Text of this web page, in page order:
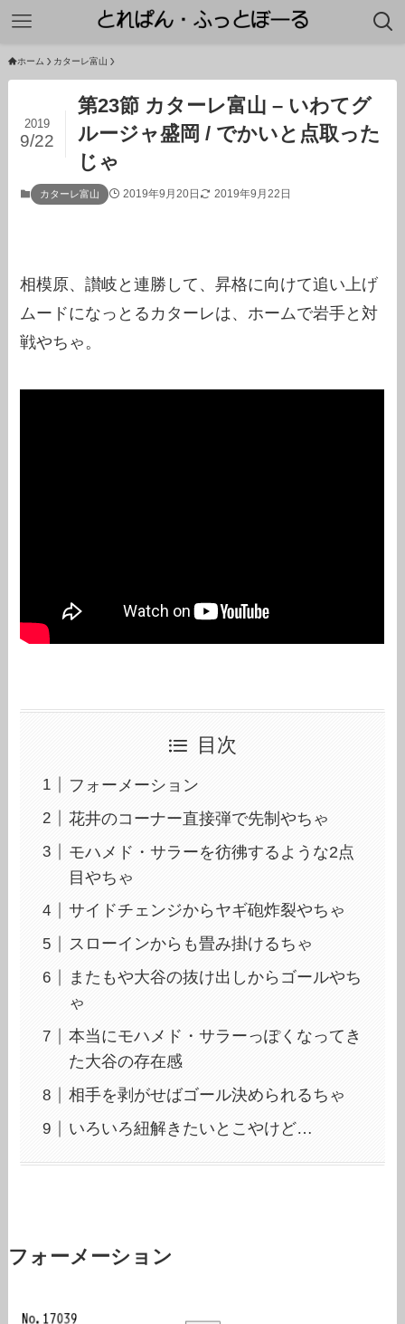
ホーム カターレ富山
第23節 カターレ富山 – いわてグ
ルージャ盛岡 / でかいと点取った
じゃ
2019
9/22
カターレ富山 2019年9月20日 2019年9月22日
相模原、讃岐と連勝して、昇格に向けて追い上げ
ムードになっとるカターレは、ホームで岩手と対
戦やちゃ。
目次
フォーメーション
花井のコーナー直接弾で先制やちゃ
モハメド・サラーを彷彿するような2点
目やちゃ
サイドチェンジからヤギ砲炸裂やちゃ
スローインからも畳み掛けるちゃ
またもや大谷の抜け出しからゴールやち
ゃ
本当にモハメド・サラーっぽくなってき
た大谷の存在感
相手を剥がせばゴール決められるちゃ
いろいろ紐解きたいとこやけど…
フォーメーション